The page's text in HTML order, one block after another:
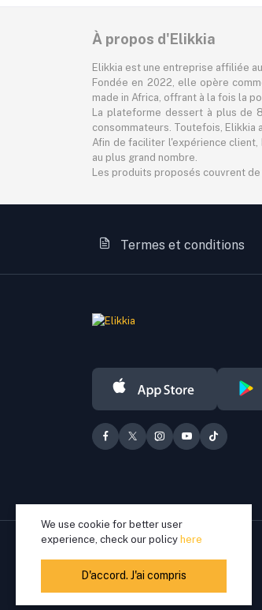
À propos d'Elikkia
Elikkia est une entreprise affiliée
Fondée en 2022, elle opère
made in Africa, offrant à la fois la
La plateforme dessert à plus de
consommateurs. Toutefois, Elikkia
Afin de faciliter l'expérience
au plus grand nombre.
Les produits proposés couvrent
Termes et conditions
We use cookie for better user
experience, check our policy here
D'accord. J'ai compris